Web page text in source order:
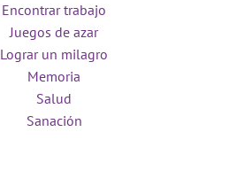
Encontrar trabajo
Juegos de azar
Lograr un milagro
Memoria
Salud
Sanación